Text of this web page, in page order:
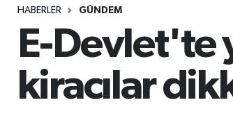
HABERLER GÜNDEM
E-Devlet'te
kiracılar
Seri İlan
Siyaset